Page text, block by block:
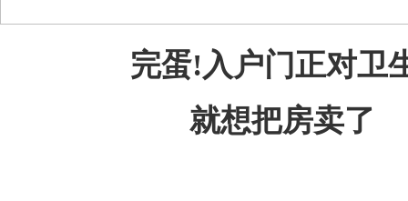
完蛋!入户门正对卫
就想把房卖了